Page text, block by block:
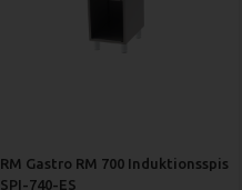
RM Gastro RM 700 Induktionsspis
SPI-740-ES